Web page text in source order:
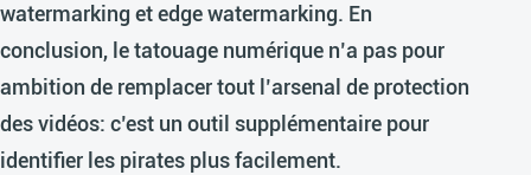
watermarking et edge watermarking. En
conclusion, le tatouage numérique n’a pas pour
ambition de remplacer tout l’arsenal de protection
des vidéos: c’est un outil supplémentaire pour
identifier les pirates plus facilement.